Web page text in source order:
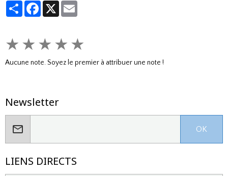
PartagerFacebook
X
★ ★ ★ ★ ★
Aucune note. Soyez le premier à attribuer une note !
Newsletter
OK
LIENS DIRECTS